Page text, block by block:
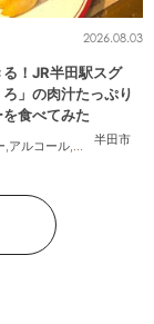
知多町 半田市
2026.08.03
！JR半田駅スグ
ろ」の肉汁たっぷり
食べてみた
,アルコール,パン,行ってみ